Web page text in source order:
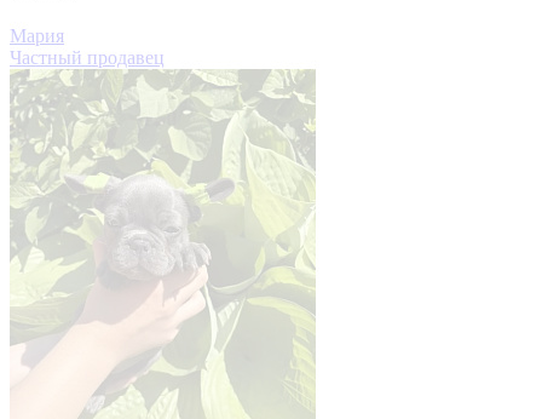
Мария
Частный продавец